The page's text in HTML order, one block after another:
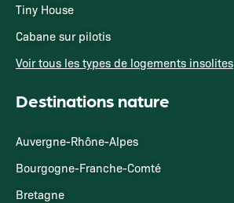
Tiny House
Cabane sur pilotis
Voir tous les types de logements insolites
Destinations nature
Auvergne-Rhône-Alpes
Bourgogne-Franche-Comté
Bretagne